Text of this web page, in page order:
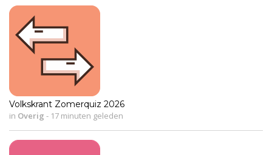
Volkskrant Zomerquiz 2026
in Overig - 17 minuten geleden